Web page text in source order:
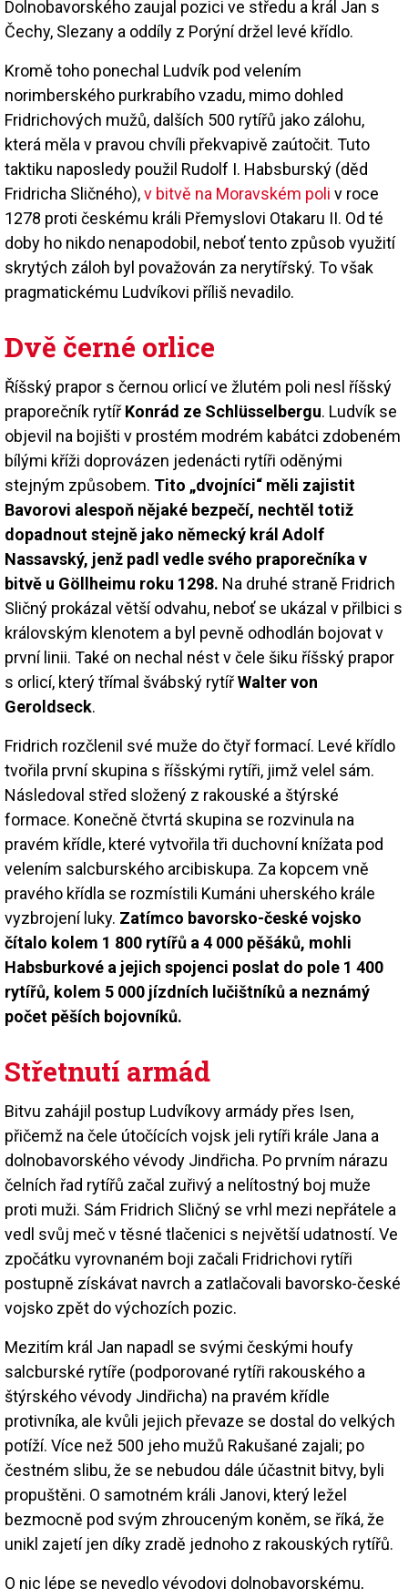
Dolnobavorského zaujal pozici ve středu a král Jan s
Čechy, Slezany a oddíly z Porýní držel levé křídlo.
Kromě toho ponechal Ludvík pod velením
norimberského purkrabího vzadu, mimo dohled
Fridrichových mužů, dalších 500 rytířů jako zálohu,
která měla v pravou chvíli překvapivě zaútočit. Tuto
taktiku naposledy použil Rudolf I. Habsburský (děd
Fridricha Sličného),v bitvě na Moravském poli v roce
1278 proti českému králi Přemyslovi Otakaru II. Od té
doby ho nikdo nenapodobil, neboť tento způsob využití
skrytých záloh byl považován za nerytířský. To však
pragmatickému Ludvíkovi příliš nevadilo.
Dvě černé orlice
Říšský prapor s černou orlicí ve žlutém poli nesl říšský
praporečník rytíř Konrád ze Schlüsselbergu. Ludvík se
objevil na bojišti v prostém modrém kabátci zdobeném
bílými kříži doprovázen jedenácti rytíři oděnými
stejným způsobem. Tito „dvojníci“ měli zajistit
Bavorovi alespoň nějaké bezpečí, nechtěl totiž
dopadnout stejně jako německý král Adolf
Nassavský, jenž padl vedle svého praporečníka v
bitvě u Göllheimu roku 1298. Na druhé straně Fridrich
Sličný prokázal větší odvahu, neboť se ukázal v přilbici s
královským klenotem a byl pevně odhodlán bojovat v
první linii. Také on nechal nést v čele šiku říšský prapor
s orlicí, který třímal švábský rytířWalter von
Geroldseck.
Fridrich rozčlenil své muže do čtyř formací. Levé křídlo
tvořila první skupina s říšskými rytíři, jimž velel sám.
Následoval střed složený z rakouské a štýrské
formace. Konečně čtvrtá skupina se rozvinula na
pravém křídle, které vytvořila tři duchovní knížata pod
velením salcburského arcibiskupa. Za kopcem vně
pravého křídla se rozmístili Kumáni uherského krále
vyzbrojení luky. Zatímco bavorsko-české vojsko
čítalo kolem 1 800 rytířů a 4 000 pěšáků, mohli
Habsburkové a jejich spojenci poslat do pole 1 400
rytířů, kolem 5 000 jízdních lučištníků a neznámý
počet pěších bojovníků.
Střetnutí armád
Bitvu zahájil postup Ludvíkovy armády přes Isen,
přičemž na čele útočících vojsk jeli rytíři krále Jana a
dolnobavorského vévody Jindřicha. Po prvním nárazu
čelních řad rytířů začal zuřivý a nelítostný boj muže
proti muži. Sám Fridrich Sličný se vrhl mezi nepřátele a
vedl svůj meč v těsné tlačenici s největší udatností. Ve
zpočátku vyrovnaném boji začali Fridrichovi rytíři
postupně získávat navrch a zatlačovali bavorsko-české
vojsko zpět do výchozích pozic.
Mezitím král Jan napadl se svými českými houfy
salcburské rytíře (podporované rytíři rakouského a
štýrského vévody Jindřicha) na pravém křídle
protivníka, ale kvůli jejich převaze se dostal do velkých
potíží. Více než 500 jeho mužů Rakušané zajali; po
čestném slibu, že se nebudou dále účastnit bitvy, byli
propuštěni. O samotném králi Janovi, který ležel
bezmocně pod svým zhrouceným koněm, se říká, že
unikl zajetí jen díky zradě jednoho z rakouských rytířů.
O nic lépe se nevedlo vévodovi dolnobavorskému,